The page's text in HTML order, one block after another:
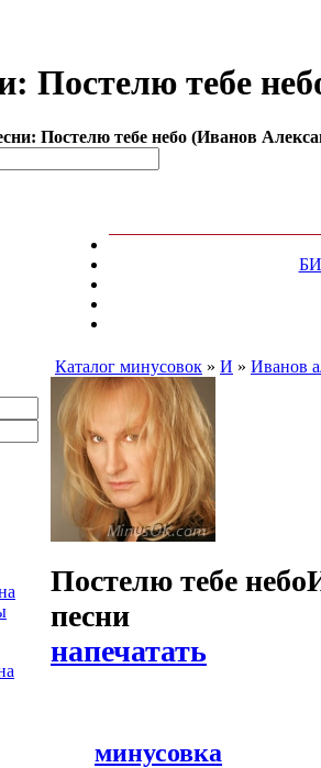
Постелю тебе
Постелю тебе небо (Иванов
Каталог минусовок » И » Иванов
Постелю тебе небо
песни
напечатать
минусовка